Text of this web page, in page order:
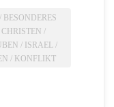
/ BESONDERES
CHRISTEN /
/ ISRAEL /
/ KONFLIKT